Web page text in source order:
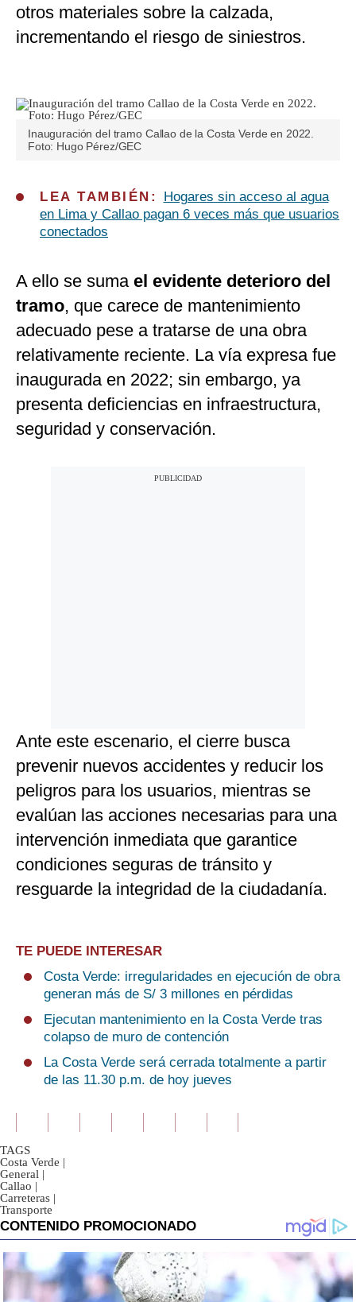
otros materiales sobre la calzada,
incrementando el riesgo de siniestros.
Inauguración del tramo Callao de la Costa Verde en 2022.
Foto: Hugo Pérez/GEC
LEA TAMBIÉN:
Hogares sin acceso al agua
en Lima y Callao pagan 6 veces más que usuarios
conectados
A ello se suma el evidente deterioro del
tramo, que carece de mantenimiento
adecuado pese a tratarse de una obra
relativamente reciente. La vía expresa fue
inaugurada en 2022; sin embargo, ya
presenta deficiencias en infraestructura,
seguridad y conservación.
Ante este escenario, el cierre busca
prevenir nuevos accidentes y reducir los
peligros para los usuarios, mientras se
evalúan las acciones necesarias para una
intervención inmediata que garantice
condiciones seguras de tránsito y
resguarde la integridad de la ciudadanía.
TE PUEDE INTERESAR
Costa Verde: irregularidades en ejecución de obra
generan más de S/ 3 millones en pérdidas
Ejecutan mantenimiento en la Costa Verde tras
colapso de muro de contención
La Costa Verde será cerrada totalmente a partir
de las 11.30 p.m. de hoy jueves
TAGS
Costa Verde |
General |
Callao |
Carreteras |
Transporte